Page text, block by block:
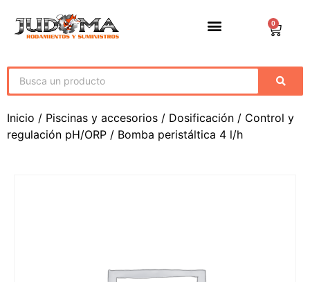
0
Inicio / Piscinas y accesorios / Dosificación / Control y
regulación pH/ORP / Bomba peristáltica 4 l/h